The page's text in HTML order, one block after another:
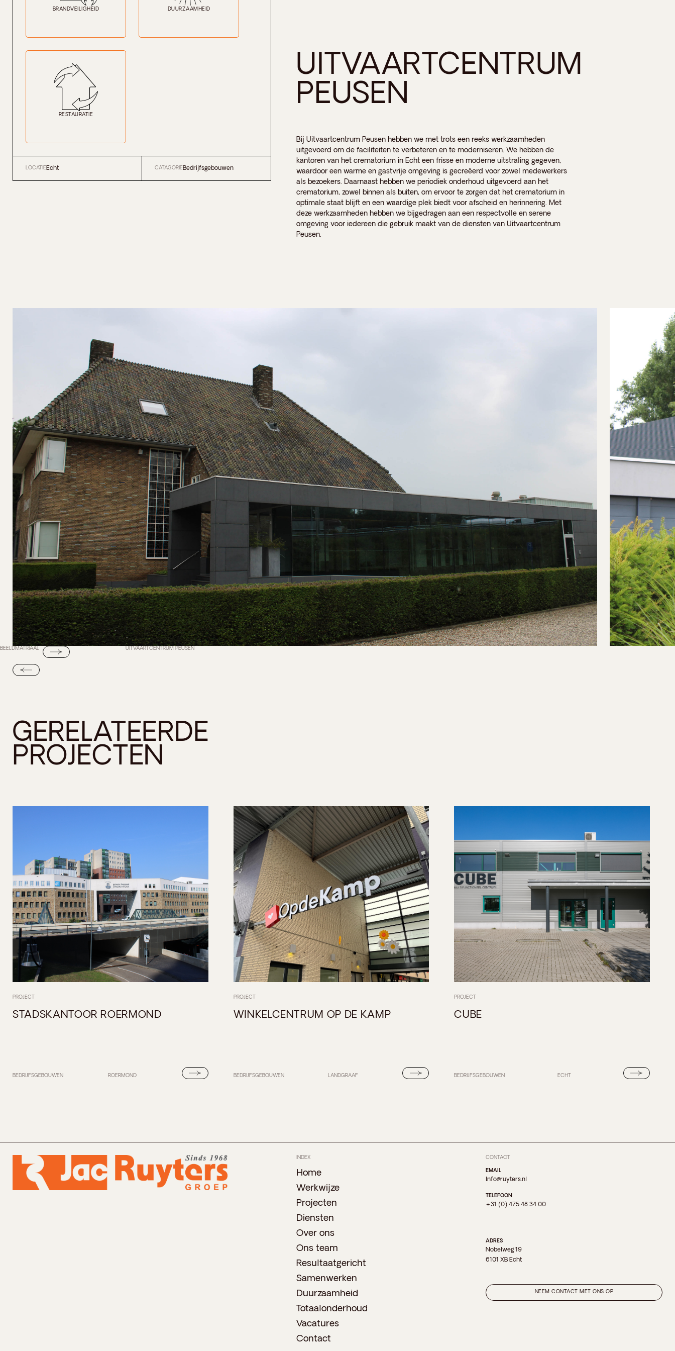
UITVAARTCENTRUM
PEUSEN
BRANDVEILIGHEID DUURZAAMHEID
RESTAURATIE
LOCATIEEcht CATAGORIEBedrijfsgebouwen
Bij Uitvaartcentrum Peusen hebben we met trots een reeks werkzaamheden
uitgevoerd om de faciliteiten te verbeteren en te moderniseren. We hebben de
kantoren van het crematorium in Echt een frisse en moderne uitstraling gegeven,
waardoor een warme en gastvrije omgeving is gecreëerd voor zowel medewerkers
als bezoekers. Daarnaast hebben we periodiek onderhoud uitgevoerd aan het
crematorium, zowel binnen als buiten, om ervoor te zorgen dat het crematorium in
optimale staat blijft en een waardige plek biedt voor afscheid en herinnering. Met
deze werkzaamheden hebben we bijgedragen aan een respectvolle en serene
omgeving voor iedereen die gebruik maakt van de diensten van Uitvaartcentrum
Peusen.
UITVAARTCENTRUM PEUSEN
BEELDMATRIAAL
GERELATEERDE
PROJECTEN
PROJECT
STADSKANTOOR ROERMOND
BEDRIJFSGEBOUWEN ROERMOND
PROJECT
WINKELCENTRUM OP DE KAMP
BEDRIJFSGEBOUWEN LANDGRAAF
PROJECT
CUBE
BEDRIJFSGEBOUWEN ECHT
INDEX
Home
Werkwijze
Projecten
Diensten
Over ons
Ons team
Resultaatgericht
Samenwerken
Duurzaamheid
Totaalonderhoud
Vacatures
Contact
CONTACT
EMAIL
Info@ruyters.nl
TELEFOON
+31 (0) 475 48 34 00
ADRES
Nobelweg 19
6101 XB Echt
NEEM CONTACT MET ONS OP